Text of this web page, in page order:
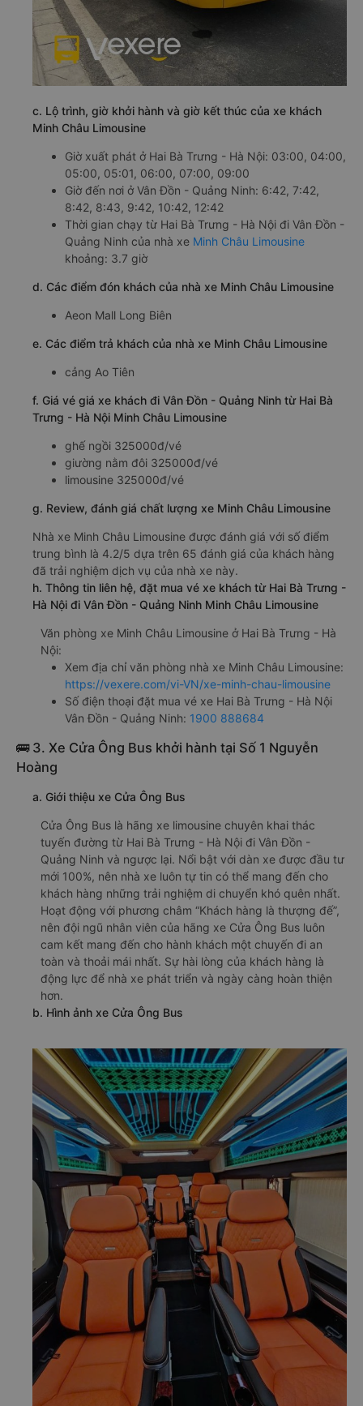
c. Lộ trình, giờ khởi hành và giờ kết thúc của xe khách
Minh Châu Limousine
Giờ xuất phát ở Hai Bà Trưng - Hà Nội: 03:00, 04:00,
05:00, 05:01, 06:00, 07:00, 09:00
Giờ đến nơi ở Vân Đồn - Quảng Ninh: 6:42, 7:42,
8:42, 8:43, 9:42, 10:42, 12:42
Thời gian chạy từ Hai Bà Trưng - Hà Nội đi Vân Đồn -
Quảng Ninh của nhà xe Minh Châu Limousine
khoảng: 3.7 giờ
d. Các điểm đón khách của nhà xe Minh Châu Limousine
Aeon Mall Long Biên
e. Các điểm trả khách của nhà xe Minh Châu Limousine
cảng Ao Tiên
f. Giá vé giá xe khách đi Vân Đồn - Quảng Ninh từ Hai Bà
Trưng - Hà Nội Minh Châu Limousine
ghế ngồi 325000đ/vé
giường nằm đôi 325000đ/vé
limousine 325000đ/vé
g. Review, đánh giá chất lượng xe Minh Châu Limousine
Nhà xe Minh Châu Limousine được đánh giá với số điểm
trung bình là 4.2/5 dựa trên 65 đánh giá của khách hàng
đã trải nghiệm dịch vụ của nhà xe này.
h. Thông tin liên hệ, đặt mua vé xe khách từ Hai Bà Trưng -
Hà Nội đi Vân Đồn - Quảng Ninh Minh Châu Limousine
Văn phòng xe Minh Châu Limousine ở Hai Bà Trưng - Hà
Nội:
Xem địa chỉ văn phòng nhà xe Minh Châu Limousine:
https://vexere.com/vi-VN/xe-minh-chau-limousine
Số điện thoại đặt mua vé xe Hai Bà Trưng - Hà Nội
Vân Đồn - Quảng Ninh: 1900 888684
🚌 3. Xe Cửa Ông Bus khởi hành tại Số 1 Nguyễn
Hoàng
a. Giới thiệu xe Cửa Ông Bus
Cửa Ông Bus là hãng xe limousine chuyên khai thác
tuyến đường từ Hai Bà Trưng - Hà Nội đi Vân Đồn -
Quảng Ninh và ngược lại. Nổi bật với dàn xe được đầu tư
mới 100%, nên nhà xe luôn tự tin có thể mang đến cho
khách hàng những trải nghiệm di chuyển khó quên nhất.
Hoạt động với phương châm “Khách hàng là thượng đế”,
nên đội ngũ nhân viên của hãng xe Cửa Ông Bus luôn
cam kết mang đến cho hành khách một chuyến đi an
toàn và thoải mái nhất. Sự hài lòng của khách hàng là
động lực để nhà xe phát triển và ngày càng hoàn thiện
hơn.
b. Hình ảnh xe Cửa Ông Bus